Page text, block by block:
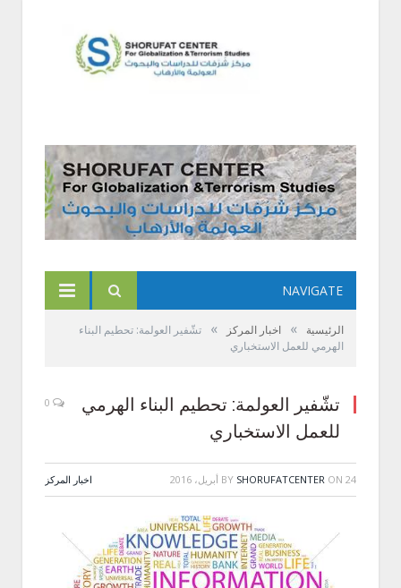
NAVIGATE
الرئيسية » اخبار المركز »
تشّفير العولمة: تحطيم البناء
الهرمي للعمل الاستخباري
تشّفير العولمة: تحطيم البناء الهرمي
للعمل الاستخباري
BY SHORUFATCENTER ON 24 أبريل، 2016 اخبار المركز